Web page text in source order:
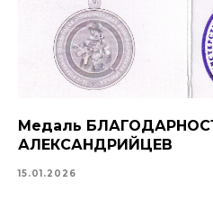
Медаль
АЛЕКСАНДРИЙЦЕВ
15.01.2026